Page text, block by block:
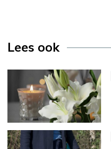
Lees ook